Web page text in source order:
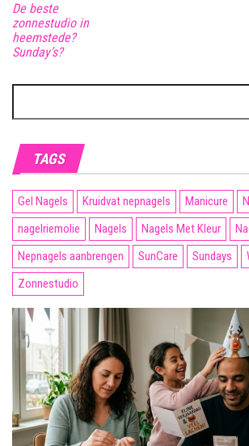
De beste
zonnestudio in
heemstede?
Sunday’s?
naar:
TAGS
Gel Nagels Kruidvat nepnagels Manicure
nagelriemolie
Nagels Nagels Met Kleur
Nepnagels aanbrengen
SunCare Sundays
Zonnestudio